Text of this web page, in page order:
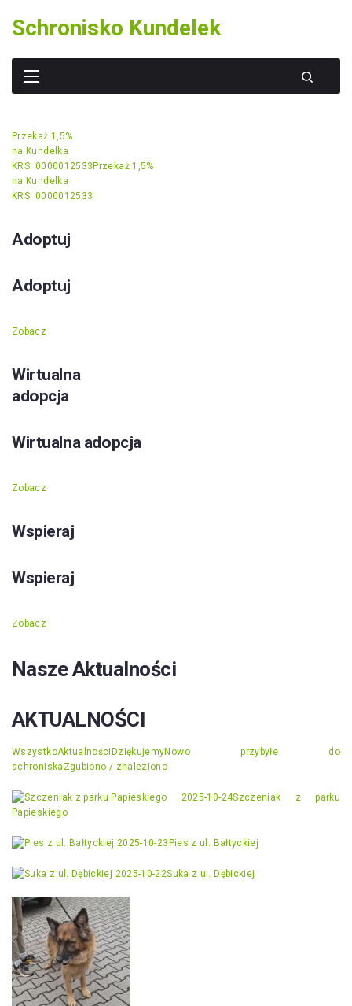
content
Schronisko Kundelek
Przekaż 1,5%
na Kundelka
KRS: 0000012533 Przekaż 1,5%
na Kundelka
KRS: 0000012533
Adoptuj
Adoptuj
Zobacz
Wirtualna
adopcja
Wirtualna adopcja
Zobacz
Wspieraj
Wspieraj
Zobacz
Nasze Aktualności
AKTUALNOŚCI
WszystkoAktualności DziękujemyNowo przybyłe do
schroniska Zgubiono / znaleziono
2025-10-24Szczeniak z parku
Papieskiego
2025-10-23 Pies z ul. Bałtyckiej
2025-10-22Suka z ul. Dębickiej